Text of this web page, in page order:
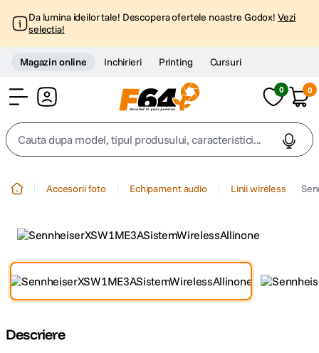
Da lumina ideilor tale! Descopera ofertele noastre Godox! Vezi
selectia!
Magazin online Inchirieri Printing Cursuri
0 0
Cauta dupa model, tipul produsului, caracteristici...
3. trepied telefon
Accesorii foto Echipament audio Linii wireless
Descriere